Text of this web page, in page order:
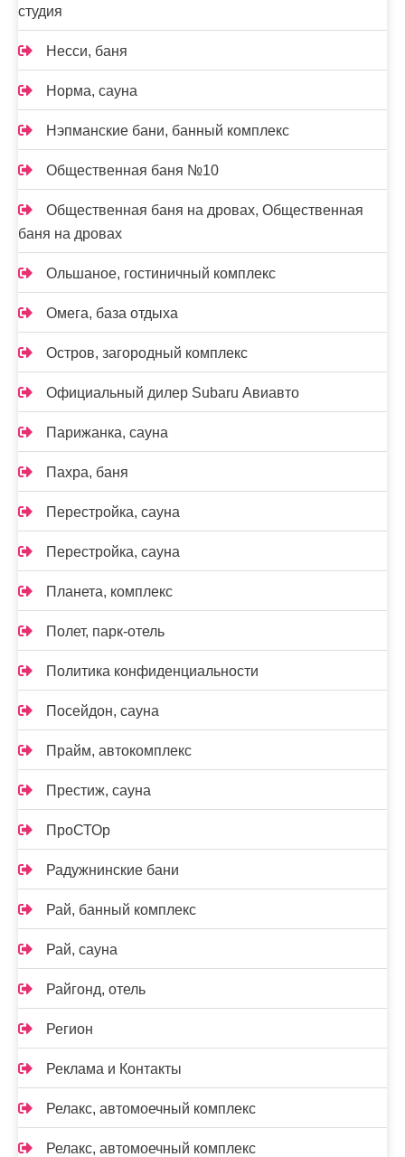
студия
Несси, баня
Норма, сауна
Нэпманские бани, банный комплекс
Общественная баня №10
Общественная баня на дровах, Общественная
баня на дровах
Ольшаное, гостиничный комплекс
Омега, база отдыха
Остров, загородный комплекс
Официальный дилер Subaru Авиавто
Парижанка, сауна
Пахра, баня
Перестройка, сауна
Перестройка, сауна
Планета, комплекс
Полет, парк-отель
Политика конфиденциальности
Посейдон, сауна
Прайм, автокомплекс
Престиж, сауна
ПроСТОр
Радужнинские бани
Рай, банный комплекс
Рай, сауна
Райгонд, отель
Регион
Реклама и Контакты
Релакс, автомоечный комплекс
Релакс, автомоечный комплекс